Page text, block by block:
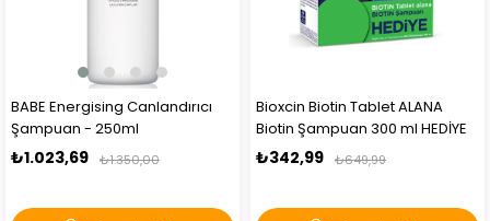
BABE Energising Canlandırıcı
Şampuan - 250ml
₺1.023,69 ₺1.350,00
Bioxcin Biotin Tablet ALANA
Biotin Şampuan 300 ml HEDİYE
₺342,99 ₺649,99